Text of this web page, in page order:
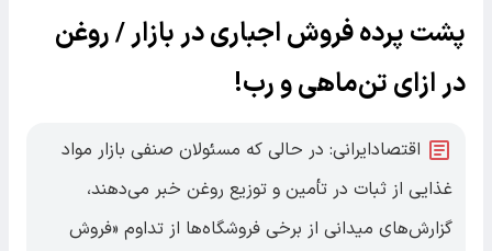
پشت پرده فروش اجباری در بازار / روغن
در ازای تن‌ماهی و رب!
اقتصادایرانی: در حالی که مسئولان صنفی بازار مواد
غذایی از ثبات در تأمین و توزیع روغن خبر می‌دهند،
گزارش‌های میدانی از برخی فروشگاه‌ها از تداوم «فروش